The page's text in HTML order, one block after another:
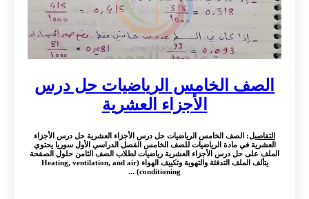
الصف الخامس الرياضيات حل درس
الأجزاء العشرية
التفاصيل: الصف الخامس الرياضيات حل درس الأجزاء العشرية حل درس الأجزاء
العشرية في مادة الرياضيات للصف الخامس الفصل الدراسي الأول سوريا يحتوي
الملف على حل درس الأجزاء العشرية رياضيات لطلاب الصف الثامن حلول الصفحة
يتألف الملف التدفئة والتهوية وتكييف الهواء (Heating, ventilation, and air
conditioning) ...